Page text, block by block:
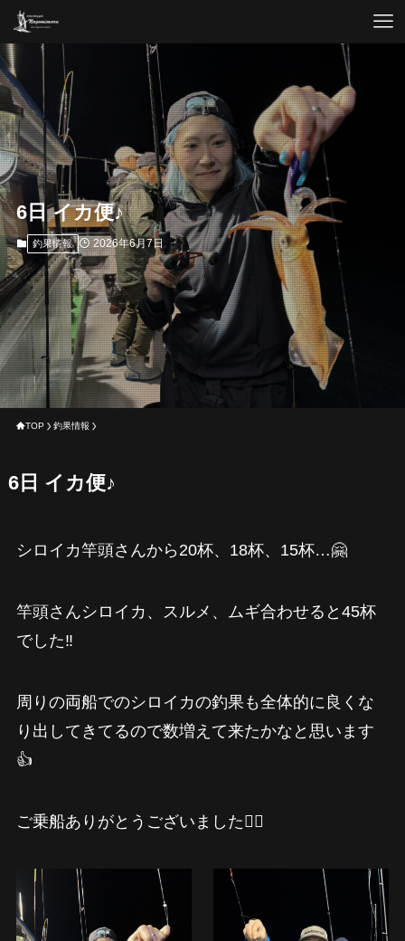
6日 イカ便♪
釣果情報 2026年6月7日
TOP 釣果情報
6日 イカ便♪
シロイカ竿頭さんから20杯、18杯、15杯…🤗
竿頭さんシロイカ、スルメ、ムギ合わせると45杯
でした‼️
周りの両船でのシロイカの釣果も全体的に良くな
り出してきてるので数増えて来たかなと思います
👍
ご乗船ありがとうございました🙇‍♂️